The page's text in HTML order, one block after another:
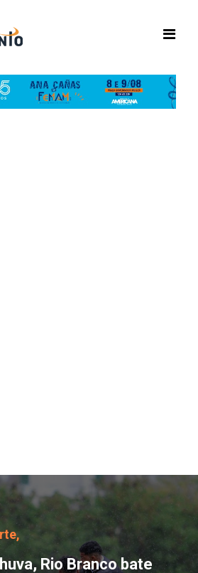
chuva, Rio
Rio Branco bate